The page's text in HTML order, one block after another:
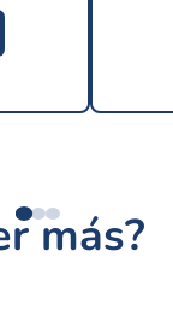
más?